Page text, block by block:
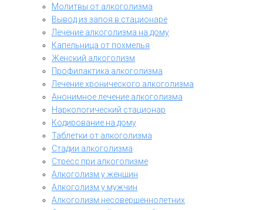
Молитвы от алкоголизма
Вывод из запоя в стационаре
Лечение алкоголизма на дому
Капельница от похмелья
Женский алкоголизм
Профилактика алкоголизма
Лечение хронического алкоголизма
Анонимное лечение алкоголизма
Наркологический стационар
Кодирование на дому
Таблетки от алкоголизма
Стадии алкоголизма
Стресс при алкоголизме
Алкоголизм у женщин
Алкоголизм у мужчин
Алкоголизм несовершеннолетних